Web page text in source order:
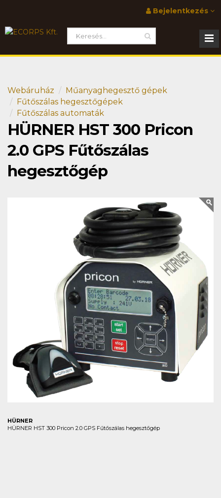
Bejelentkezés
Webáruház
Műanyaghegesztő gépek
Fűtőszálas hegesztőgépek
Fűtőszálas automaták
HÜRNER HST 300 Pricon
2.0 GPS Fűtőszálas
hegesztőgép
HÜRNER
HÜRNER HST 300 Pricon 2.0 GPS Fűtőszálas hegesztőgép